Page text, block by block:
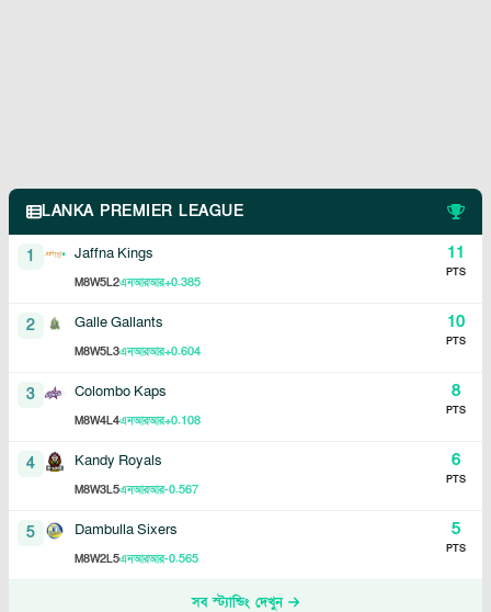
LANKA PREMIER LEAGUE
1 Jaffna Kings
M8W5L2এনআরআর+0.385
11
PTS
2 Galle Gallants
M8W5L3এনআরআর+0.604
10
PTS
3 Colombo Kaps
M8W4L4এনআরআর+0.108
8
PTS
4 Kandy Royals
M8W3L5এনআরআর-0.567
6
PTS
5 Dambulla Sixers
M8W2L5এনআরআর-0.565
5
PTS
সব স্ট্যান্ডিং দেখুন